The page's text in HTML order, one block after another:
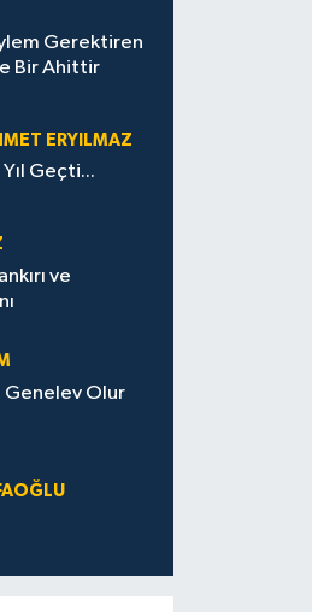
Gerektiren
Bir Ahittir
ERYILMAZ
Geçti...
ve
Genelev Olur